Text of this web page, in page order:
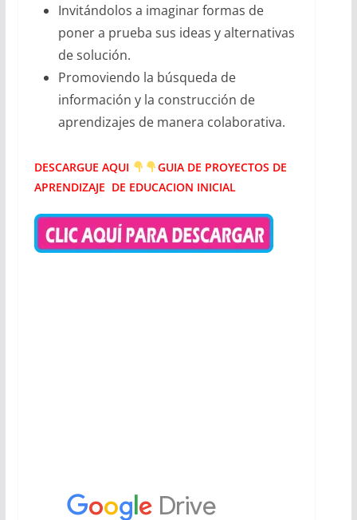
Invitándolos a imaginar formas de
poner a prueba sus ideas y alternativas
de solución.
Promoviendo la búsqueda de
información y la construcción de
aprendizajes de manera colaborativa.
DESCARGUE AQUI
GUIA DE PROYECTOS DE
APRENDIZAJE DE EDUCACION INICIAL